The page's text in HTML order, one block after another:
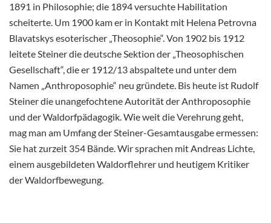
1891 in Philosophie; die 1894 versuchte Habilitation
scheiterte. Um 1900 kam er in Kontakt mit Helena Petrovna
Blavatskys esoterischer „Theosophie“. Von 1902 bis 1912
leitete Steiner die deutsche Sektion der „Theosophischen
Gesellschaft“, die er 1912/13 abspaltete und unter dem
Namen „Anthroposophie“ neu gründete. Bis heute ist Rudolf
Steiner die unangefochtene Autorität der Anthroposophie
und der Waldorfpädagogik. Wie weit die Verehrung geht,
mag man am Umfang der Steiner-Gesamtausgabe ermessen:
Sie hat zurzeit 354 Bände. Wir sprachen mit Andreas Lichte,
einem ausgebildeten Waldorflehrer und heutigem Kritiker
der Waldorfbewegung.